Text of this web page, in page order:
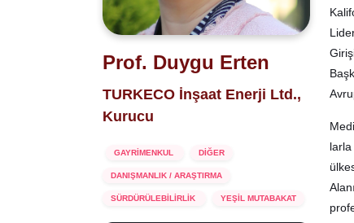
Prof. Duygu Erten
TURKECO İnşaat Enerji Ltd.,
Kurucu
GAYRİMENKUL DİĞER
DANIŞMANLIK / ARAŞTIRMA
SÜRDÜRÜLEBİLİRLİK YEŞİL MUTABAKAT